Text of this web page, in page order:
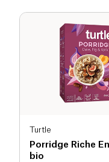
Turtle
Porridge Riche
bio